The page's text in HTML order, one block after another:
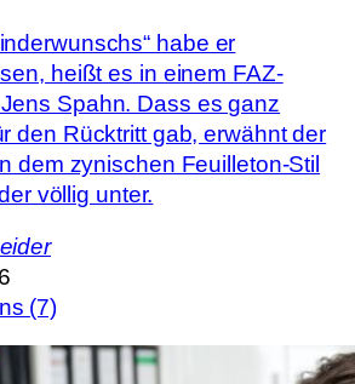
habe er
heißt es in einem FAZ-
Spahn. Dass es ganz
den Rücktritt gab, erwähnt der
dem zynischen Feuilleton-Stil
völlig unter.
(7)